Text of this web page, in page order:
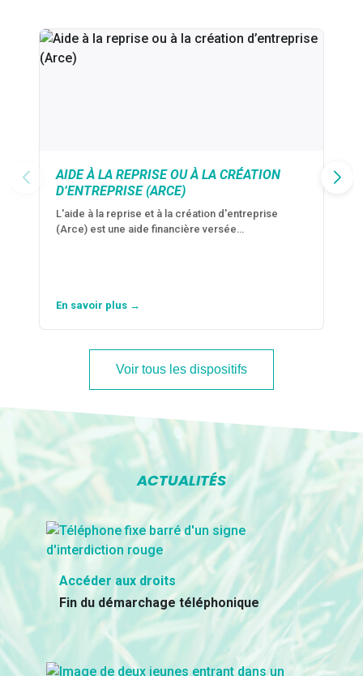
AIDE À LA REPRISE OU À LA CRÉATION
D’ENTREPRISE (ARCE)
L'aide à la reprise et à la création d'entreprise
(Arce) est une aide financière versée…
En savoir plus →
Voir tous les dispositifs
ACTUALITÉS
Accéder aux droits
Fin du démarchage téléphonique